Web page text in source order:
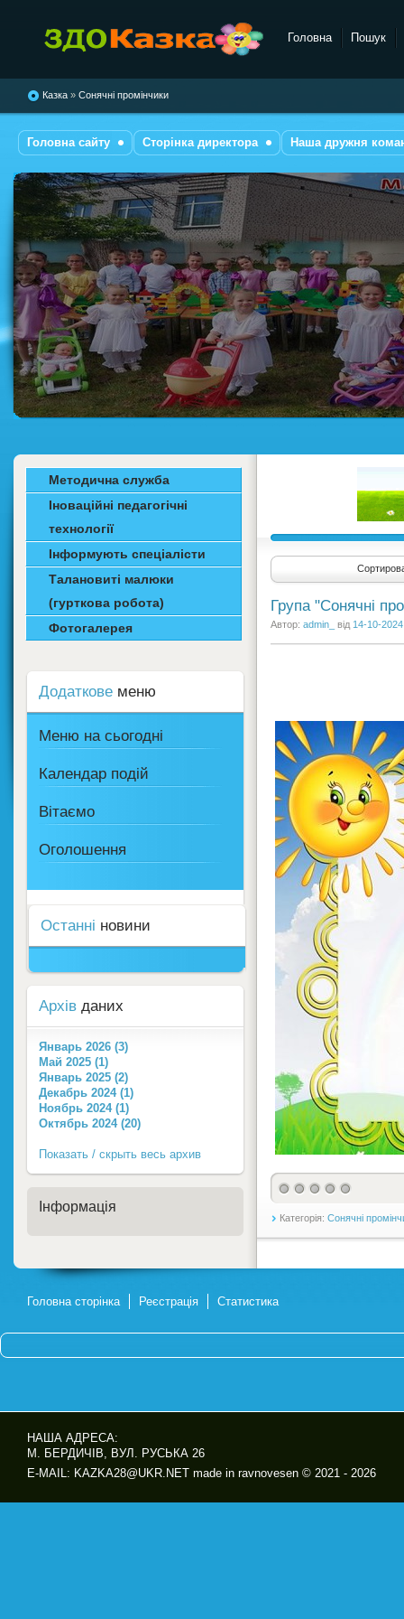
"Казка"
Головна Пошук
Казка » Сонячні промінчики
Головна сайту Сторінка директора Наша дружня
Група "Сонячні
Автор: admin_ від 14-10-
Категорія: Сонячні
Методична служба
Іноваційні педагогічні
технології
Інформують спеціалісти
Талановиті малюки
(гурткова робота)
Фотогалерея
Додаткове меню
Меню на сьогодні
Календар подій
Вітаємо
Оголошення
Останні новини
Архів даних
Январь 2026 (3)
Май 2025 (1)
Январь 2025 (2)
Декабрь 2024 (1)
Ноябрь 2024 (1)
Октябрь 2024 (20)
Показать / скрыть весь архив
Інформація
Головна сторінка Реєстрація Статистика
НАША АДРЕСА:
М. БЕРДИЧІВ, ВУЛ. РУСЬКА 26
E-MAIL: KAZKA28@UKR.NET made in ravnovesen © 2021 - 2026